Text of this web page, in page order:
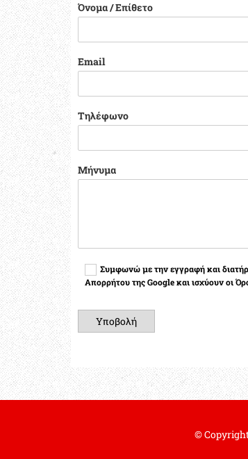
Όνομα / Επίθετο
Email
Τηλέφωνο
Μήνυμα
Συμφωνώ με την εγγραφή και
Απορρήτου της Google και ισχύουν οι
© Copyright